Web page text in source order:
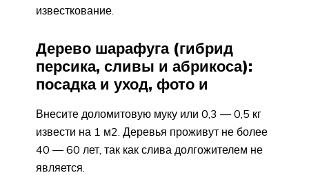
известкование.
Дерево шарафуга (гибрид
персика, сливы и абрикоса):
посадка и уход, фото и
Внесите доломитовую муку или 0,3 — 0,5 кг
извести на 1 м2. Деревья проживут не более
40 — 60 лет, так как слива долгожителем не
является.